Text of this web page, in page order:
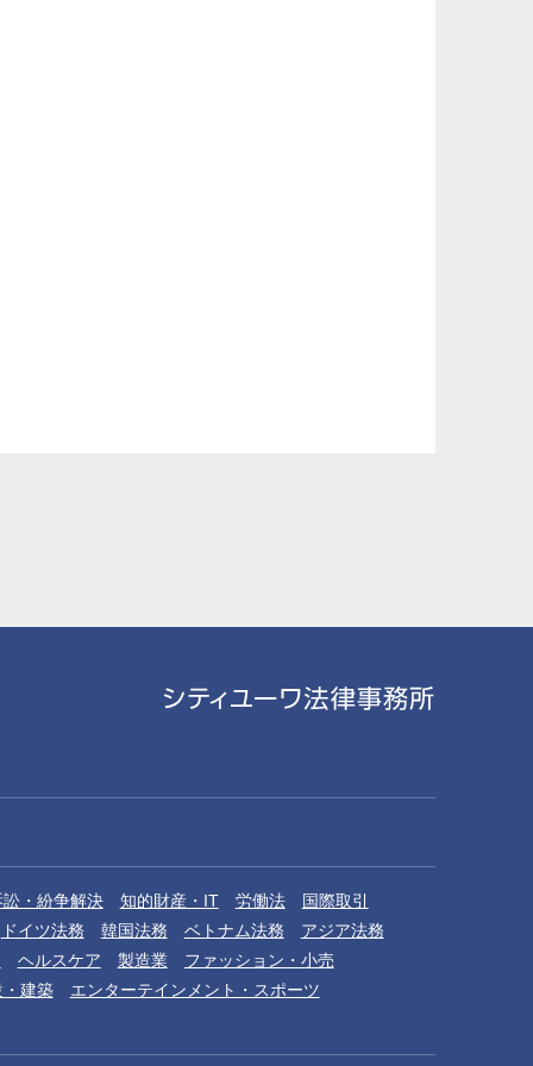
訟・紛争解決 知的財産・IT 労働法
国際取引
ドイツ法務 韓国法務 ベトナム法務
アジア法務
ヘルスケア 製造業
ファッション・小売
建築
エンターテインメント・スポーツ